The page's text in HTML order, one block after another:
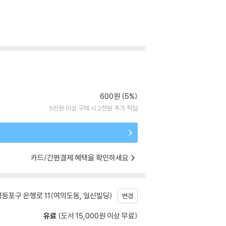
600원 (5%)
5만원 이상 구매 시 2천원 추가 적립
카드/간편결제 혜택을 확인하세요
포구 은행로 11(여의도동, 일신빌딩) 변경
유료 (도서 15,000원 이상 무료)